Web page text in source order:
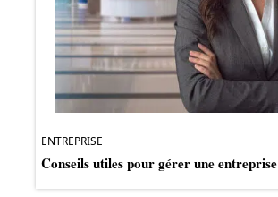
ENTREPRISE
Conseils utiles pour gérer une entreprise